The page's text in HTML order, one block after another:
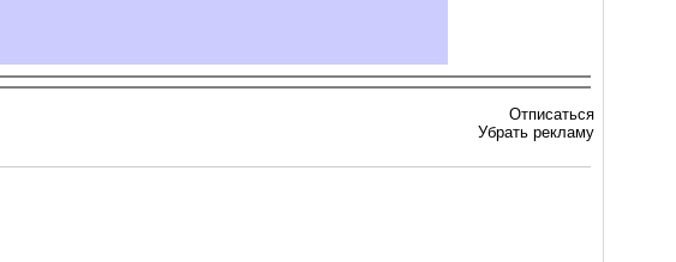
Отписаться
Убрать рекламу